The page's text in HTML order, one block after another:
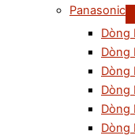
Panasonic
Dòng
Dòng
Dòng
Dòng
Dòng
Dòng